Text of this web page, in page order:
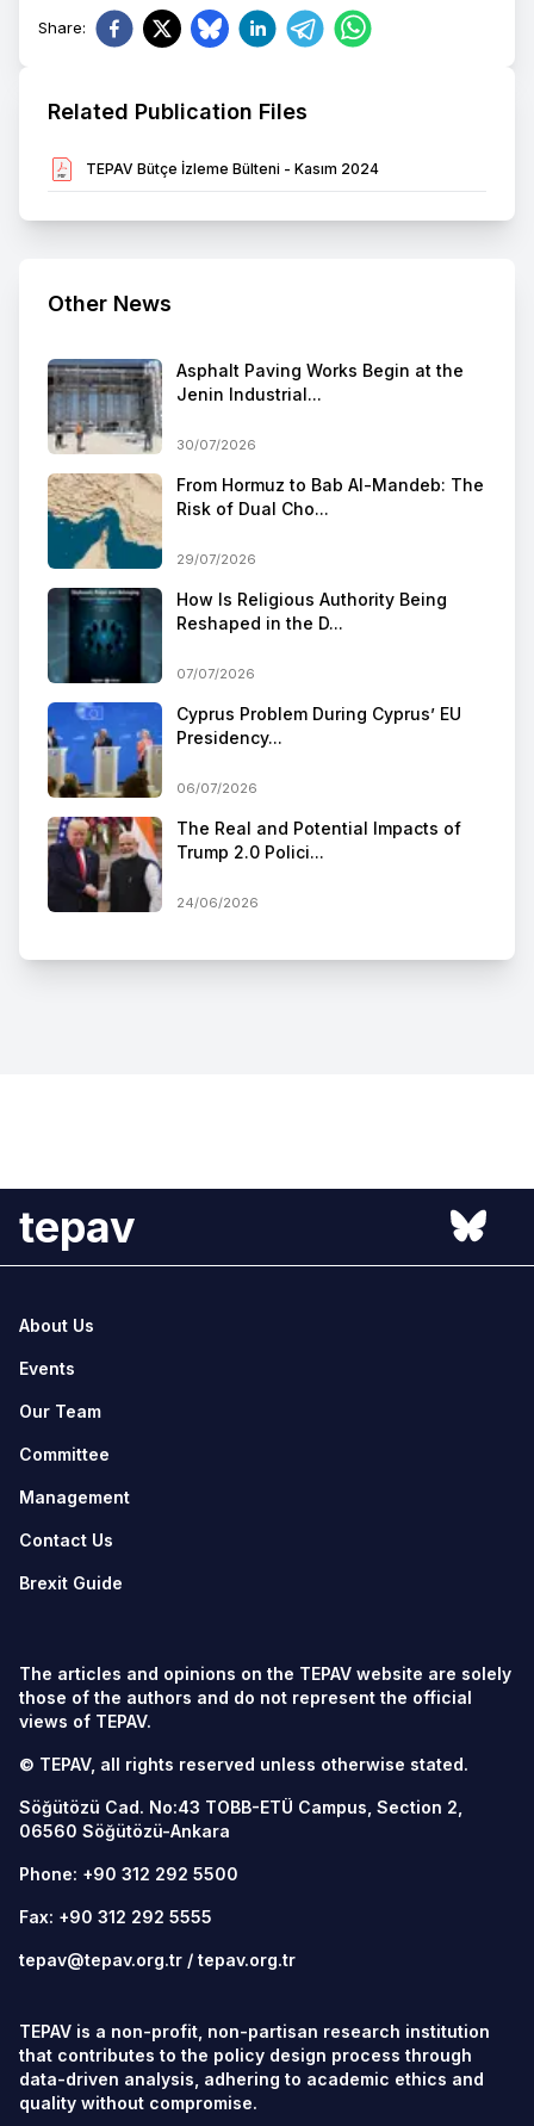
Related Publication Files
TEPAV Bütçe İzleme Bülteni - Kasım 2024
Other News
Asphalt Paving Works Begin at the
Jenin Industrial...
30/07/2026
From Hormuz to Bab Al-Mandeb: The
Risk of Dual Cho...
29/07/2026
How Is Religious Authority Being
Reshaped in the D...
07/07/2026
Cyprus Problem During Cyprus’ EU
Presidency...
06/07/2026
The Real and Potential Impacts of
Trump 2.0 Polici...
24/06/2026
Share:
tepav
About Us
Events
Our Team
Committee
Management
Contact Us
Brexit Guide
The articles and opinions on the TEPAV website are solely
those of the authors and do not represent the official
views of TEPAV.
© TEPAV, all rights reserved unless otherwise stated.
Söğütözü Cad. No:43 TOBB-ETÜ Campus, Section 2,
06560 Söğütözü-Ankara
Phone: +90 312 292 5500
Fax: +90 312 292 5555
tepav@tepav.org.tr / tepav.org.tr
TEPAV is a non-profit, non-partisan research institution
that contributes to the policy design process through
data-driven analysis, adhering to academic ethics and
quality without compromise.